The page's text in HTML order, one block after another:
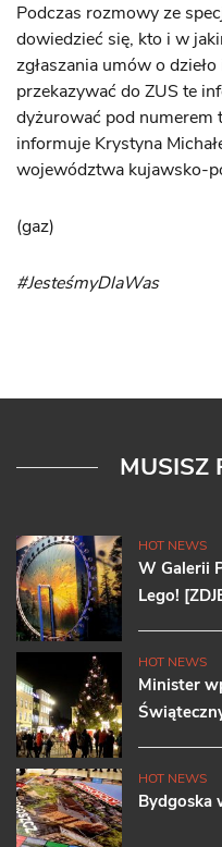
Podczas rozmowy ze
dowiedzieć się, kto i w
zgłaszania umów o
przekazywać do ZUS te
dyżurować pod
informuje Krystyna
województwa kujawsko-
(gaz)
#JesteśmyDlaWas
MUSISZ
HOT NEWS
W Galerii
Lego!
HOT NEWS
Minister
HOT NEWS
Bydgoska